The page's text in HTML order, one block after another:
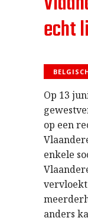
echt
Op 13
op een
enkele
anders